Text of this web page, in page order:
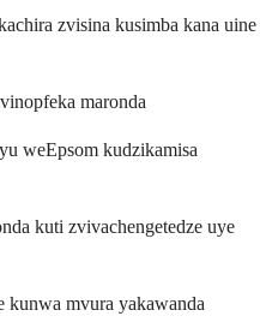
zvisina kusimba kana uine
maronda
weEpsom kudzikamisa
kuti zvivachengetedze uye
kunwa mvura yakawanda